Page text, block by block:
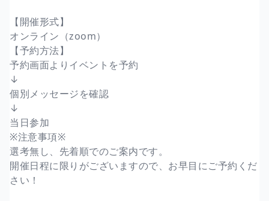
【開催形式】
オンライン（zoom）
【予約方法】
予約画面よりイベントを予約
↓
個別メッセージを確認
↓
当日参加
※注意事項※
選考無し、先着順でのご案内です。
開催日程に限りがございますので、お早目にご予約くだ
さい！